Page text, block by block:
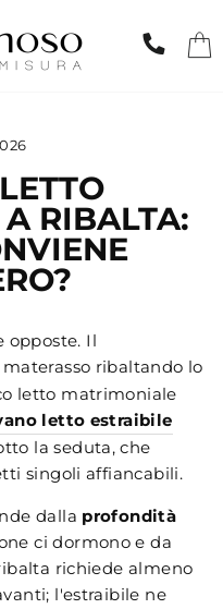
RIBALTA:
opposte. Il
ribaltando lo
letto matrimoniale
letto estraibile
la seduta, che
singoli affiancabili.
dalla profondità
ci dormono e da
richiede almeno
l'estraibile ne